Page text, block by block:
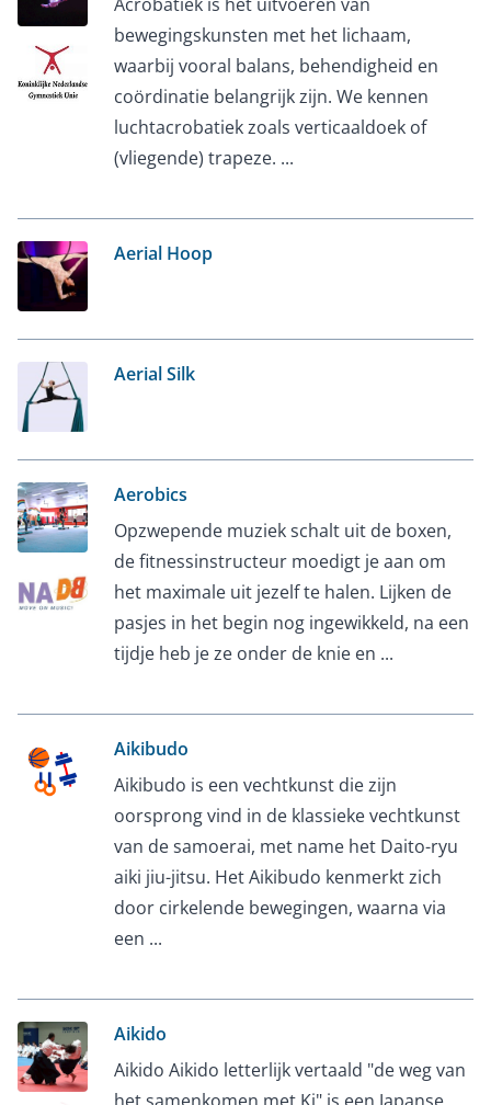
bewegingskunsten met het lichaam,
waarbij vooral balans, behendigheid en
coördinatie belangrijk zijn. We kennen
luchtacrobatiek zoals verticaaldoek of
(vliegende) trapeze. ...
Aerial Hoop
Aerial Silk
Aerobics
Opzwepende muziek schalt uit de boxen,
de fitnessinstructeur moedigt je aan om
het maximale uit jezelf te halen. Lijken de
pasjes in het begin nog ingewikkeld, na een
tijdje heb je ze onder de knie en ...
Aikibudo
Aikibudo is een vechtkunst die zijn
oorsprong vind in de klassieke vechtkunst
van de samoerai, met name het Daito-ryu
aiki jiu-jitsu. Het Aikibudo kenmerkt zich
door cirkelende bewegingen, waarna via
een ...
Aikido
Aikido Aikido letterlijk vertaald "de weg van